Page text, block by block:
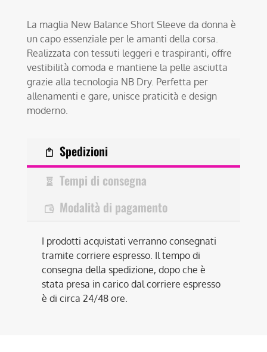
La maglia New Balance Short Sleeve da donna è
un capo essenziale per le amanti della corsa.
Realizzata con tessuti leggeri e traspiranti, offre
vestibilità comoda e mantiene la pelle asciutta
grazie alla tecnologia NB Dry. Perfetta per
allenamenti e gare, unisce praticità e design
moderno.
Spedizioni
Tempi di consegna
Modalità di pagamento
I prodotti acquistati verranno consegnati
tramite corriere espresso. Il tempo di
consegna della spedizione, dopo che è
stata presa in carico dal corriere espresso
è di circa 24/48 ore.